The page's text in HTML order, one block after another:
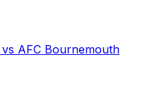
AFC Bournemouth